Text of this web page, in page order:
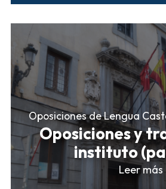
Oposiciones de Lengua
Oposiciones y
instituto
Leer más